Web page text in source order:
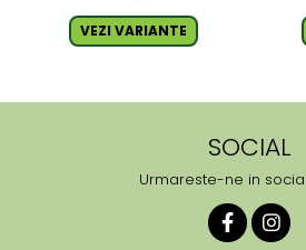
VEZI VARIANTE
SOCIAL
Urmareste-ne in